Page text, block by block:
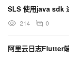
SLS 使用java sdk
214 0
阿里云日志Flutter